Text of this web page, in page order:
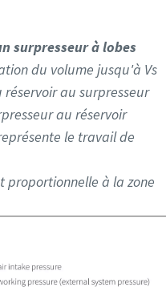
surpresseur à lobes
du volume jusqu'à Vs
au surpresseur
au réservoir
le travail de
proportionnelle à la zone